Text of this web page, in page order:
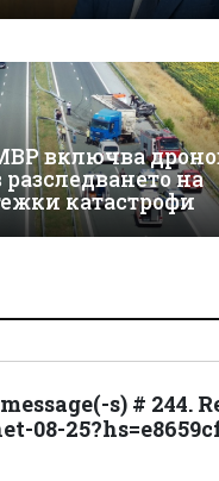
включва
разследването на
катастрофи
s) # 244.